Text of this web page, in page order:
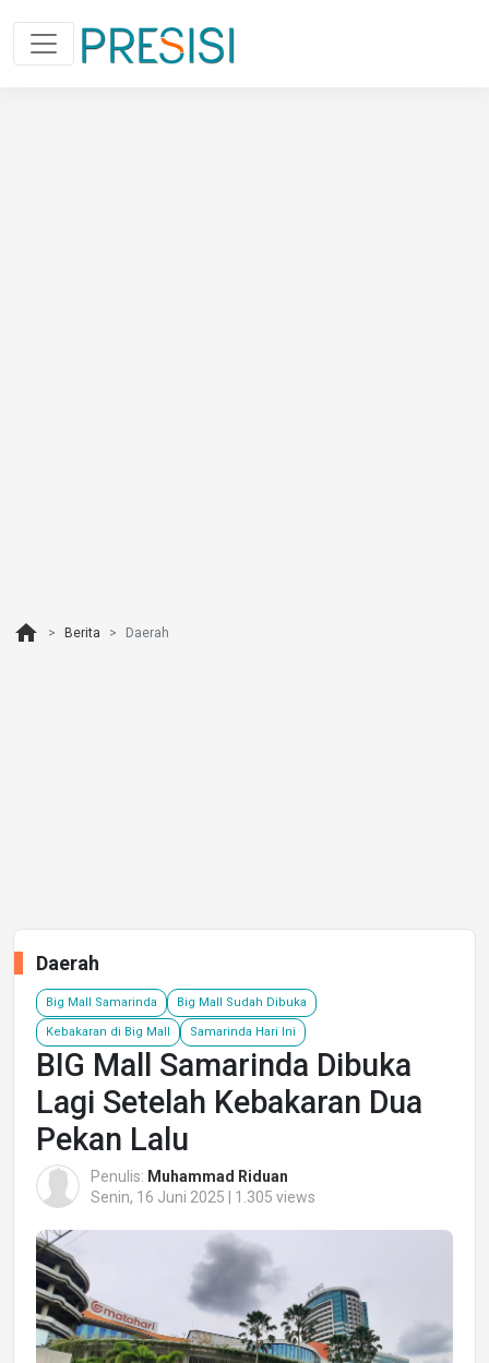
home Berita Daerah
Daerah
Big Mall Samarinda Big Mall Sudah Dibuka
Kebakaran di Big Mall Samarinda Hari Ini
BIG Mall Samarinda Dibuka
Lagi Setelah Kebakaran Dua
Pekan Lalu
Penulis: Muhammad Riduan
Senin, 16 Juni 2025 | 1.305 views